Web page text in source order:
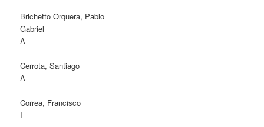
Brichetto Orquera, Pablo
Gabriel
A
Cerrota, Santiago
A
Correa, Francisco
I